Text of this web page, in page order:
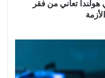
تعاني من فقر